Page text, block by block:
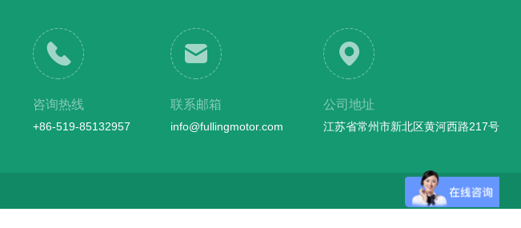
咨询热线
+86-519-85132957
联系邮箱
info@fullingmotor.com
公司地址
江苏省常州市新北区黄河西路217号